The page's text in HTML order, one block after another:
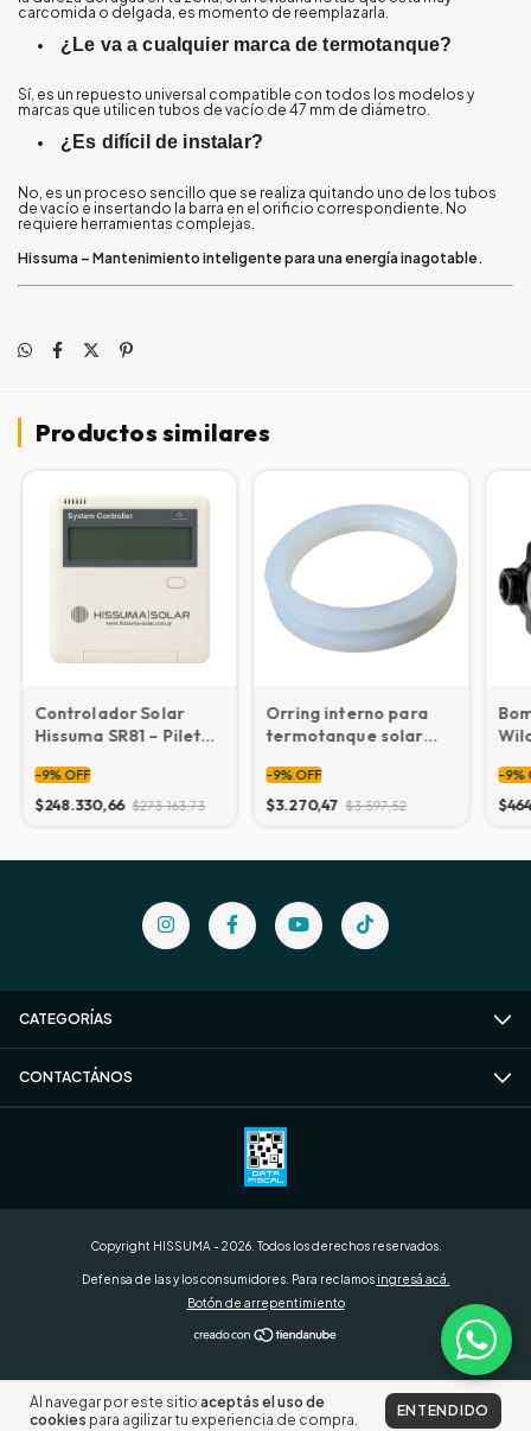
Al navegar por este sitio aceptás el uso de
cookies para agilizar tu experiencia de compra.
ENTENDIDO
carcomida o delgada, es momento de reemplazarla.
¿Le va a cualquier marca de termotanque?
Sí, es un repuesto universal compatible con todos los modelos y
marcas que utilicen tubos de vacío de 47 mm de diámetro.
¿Es difícil de instalar?
No, es un proceso sencillo que se realiza quitando uno de los tubos
de vacío e insertando la barra en el orificio correspondiente. No
requiere herramientas complejas.
Hissuma – Mantenimiento inteligente para una energía inagotable.
Productos similares
Controlador Solar
Hissuma SR81 – Piletas
-9% OFF
$248.330,66 $273.163,73
Orring interno para
termotanque solar
sensor de
temperatura)
-9% OFF
$3.270,47 $3.597,52
-9%
CATEGORÍAS
CONTACTÁNOS
Copyright HISSUMA - 2026. Todos los derechos reservados.
Defensa de las y los consumidores. Para reclamos ingresá acá.
Botón de arrepentimiento